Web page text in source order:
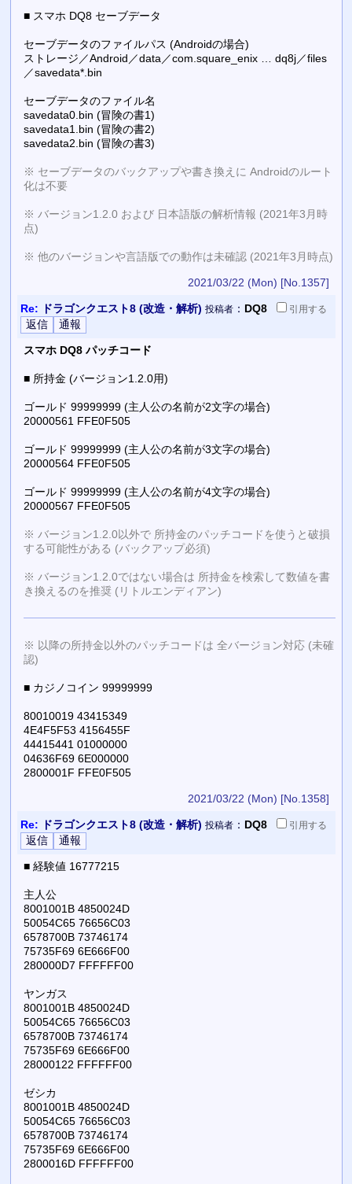
■ スマホ DQ8 セーブデータ
セーブデータのファイルパス (Androidの場合)
ストレージ／Android／data／com.square_enix … dq8j／files
／savedata*.bin
セーブデータのファイル名
savedata0.bin (冒険の書1)
savedata1.bin (冒険の書2)
savedata2.bin (冒険の書3)
※ セーブデータのバックアップや書き換えに Androidのルート
化は不要
※ バージョン1.2.0 および 日本語版の解析情報 (2021年3月時
点)
※ 他のバージョンや言語版での動作は未確認 (2021年3月時点)
2021/03/22 (Mon) [No.1357]
Re: ドラゴンクエスト8 (改造・解析) 投稿者： DQ8 引用する
スマホ DQ8 パッチコード
■ 所持金 (バージョン1.2.0用)
ゴールド 99999999 (主人公の名前が2文字の場合)
20000561 FFE0F505
ゴールド 99999999 (主人公の名前が3文字の場合)
20000564 FFE0F505
ゴールド 99999999 (主人公の名前が4文字の場合)
20000567 FFE0F505
※ バージョン1.2.0以外で 所持金のパッチコードを使うと破損
する可能性がある (バックアップ必須)
※ バージョン1.2.0ではない場合は 所持金を検索して数値を書
き換えるのを推奨 (リトルエンディアン)
※ 以降の所持金以外のパッチコードは 全バージョン対応 (未確
認)
■ カジノコイン 99999999
80010019 43415349
4E4F5F53 4156455F
44415441 01000000
04636F69 6E000000
2800001F FFE0F505
2021/03/22 (Mon) [No.1358]
Re: ドラゴンクエスト8 (改造・解析) 投稿者： DQ8 引用する
■ 経験値 16777215
主人公
8001001B 4850024D
50054C65 76656C03
6578700B 73746174
75735F69 6E666F00
280000D7 FFFFFF00
ヤンガス
8001001B 4850024D
50054C65 76656C03
6578700B 73746174
75735F69 6E666F00
28000122 FFFFFF00
ゼシカ
8001001B 4850024D
50054C65 76656C03
6578700B 73746174
75735F69 6E666F00
2800016D FFFFFF00